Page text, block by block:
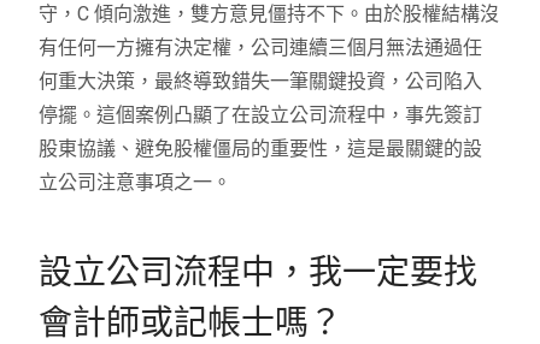
守，C 傾向激進，雙方意見僵持不下。由於股權結構沒
有任何一方擁有決定權，公司連續三個月無法通過任
何重大決策，最終導致錯失一筆關鍵投資，公司陷入
停擺。這個案例凸顯了在設立公司流程中，事先簽訂
股東協議、避免股權僵局的重要性，這是最關鍵的設
立公司注意事項之一。
設立公司流程中，我一定要找
會計師或記帳士嗎？